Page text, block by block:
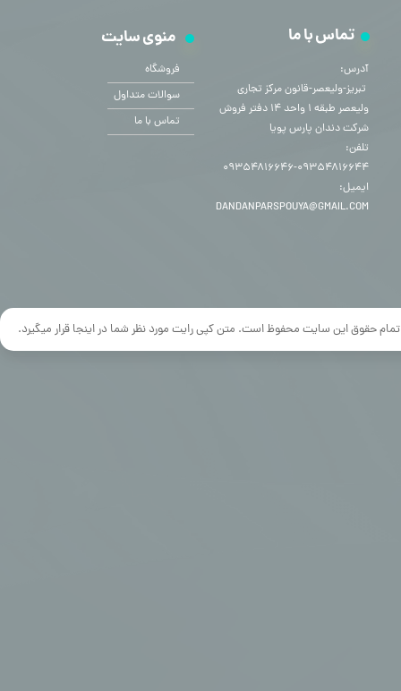
تمام حقوق این سایت محفوظ است. متن کپی رایت مورد نظر شما در اینجا قرار میگیرد.
منوی سایت
فروشگاه
سوالات متداول
تماس با ما
تماس با ما
آدرس:
​​​​​​​ تبریز-ولیعصر-قانون مرکز تجاری
ولیعصر طبقه ۱ واحد ۱۴ دفتر فروش
شرکت دندان پارس پویا
تلفن:
۰۹۳۵۴۸۱۶۶۴۴-۰۹۳۵۴۸۱۶۶۴۶
ایمیل:
DANDANPARSPOUYA@GMAIL.COM